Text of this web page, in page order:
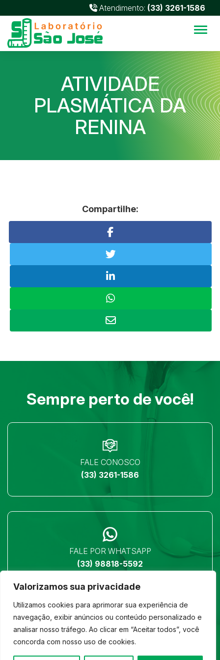
Valorizamos sua privacidade
Utilizamos cookies para aprimorar sua experiência de
navegação, exibir anúncios ou conteúdo personalizado e
analisar nosso tráfego. Ao clicar em “Aceitar todos”, você
concorda com nosso uso de cookies.
Atendimento: (33) 3261-1586
ATIVIDADE
PLASMÁTICA DA
RENINA
Compartilhe:
Sempre perto de você!
FALE CONOSCO
(33) 3261-1586
FALE POR WHATSAPP
(33) 98818-5592
LOCALIZAÇÃO